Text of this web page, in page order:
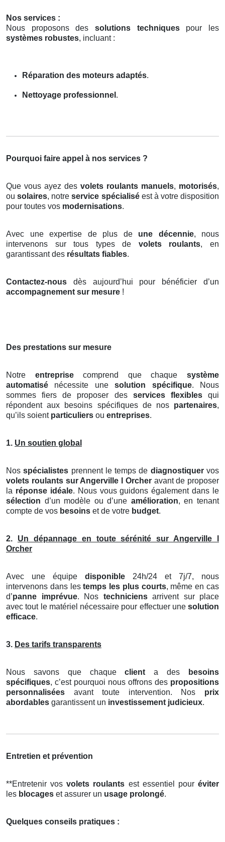
Nos services :
Nous proposons des solutions techniquespour les
systèmes robustes, incluant :
Réparation des moteurs adaptés.
Nettoyage professionnel .
Pourquoi faire appel à nos services ?
Que vous ayez des volets roulants manuels, motorisés,
ousolaires, notreservice spécialiséest à votre disposition
pour toutes vos modernisations.
Avec une expertise de plus de une décennie, nous
intervenons sur tous types de volets roulants, en
garantissant des résultats fiables.
Contactez-nous dès aujourd’hui pour bénéficier d’un
accompagnement sur mesure !
Des prestations sur mesure
Notre entreprisecomprend que chaquesystème
automatisé nécessite unesolution spécifique. Nous
sommes fiers de proposer des services flexiblesqui
répondent aux besoins spécifiques de nos partenaires,
qu’ils soient particuliers ou entreprises.
1. Un soutien global
Nosspécialistes prennent le temps de diagnostiquervos
volets roulants sur Angerville l Orcher avant de proposer
la réponse idéale. Nous vous guidons également dans le
sélection d’un modèle ou d’une amélioration, en tenant
compte de vos besoins et de votre budget.
2. Un dépannage en toute sérénité sur Angerville l
Orcher
Avec une équipe disponible 24h/24 et 7j/7, nous
intervenons dans lestemps les plus courts, même en cas
d’panne imprévue. Nos techniciensarrivent sur place
avec tout le matériel nécessaire pour effectuer une solution
efficace.
3. Des tarifs transparents
Nous savons que chaqueclient a des
besoins
spécifiques, c’est pourquoi nous offrons des propositions
personnalisées avant toute intervention. Nos prix
abordables garantissent un investissement judicieux.
Entretien et prévention
**Entretenir vosvolets roulants est essentiel pouréviter
les blocages et assurer un usage prolongé.
Quelques conseils pratiques :